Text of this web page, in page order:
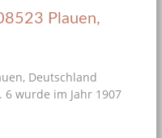
Plauen,
Deutschland
6 wurde im Jahr 1907